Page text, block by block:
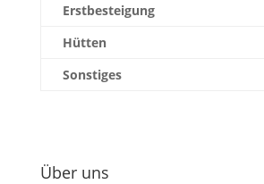
Erstbesteigung
Hütten
Sonstiges
Über uns